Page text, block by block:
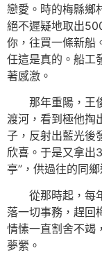
戀愛。時的梅縣鄉
絕不遲疑地取出
你，往買一條新船
任這是真的。船工
著感激。
那年重陽，王
渡河，看到極他掏
子，反射出藍光後
欣喜。于是又拿出
亭”，供過往的同
從那時起，每
落一切事務，趕回
情愫一直割舍不竭
夢縈。